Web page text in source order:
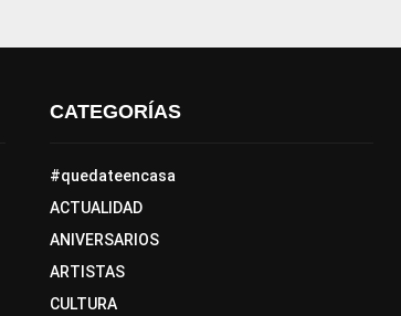
CATEGORÍAS
#quedateencasa
ACTUALIDAD
ANIVERSARIOS
ARTISTAS
CULTURA